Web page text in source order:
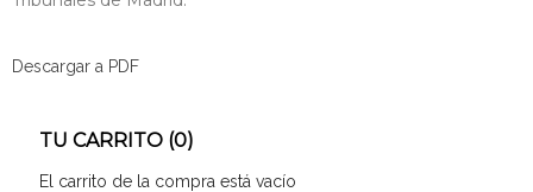
TU CARRITO (0)
El carrito de la compra está vacío
Descargar a PDF